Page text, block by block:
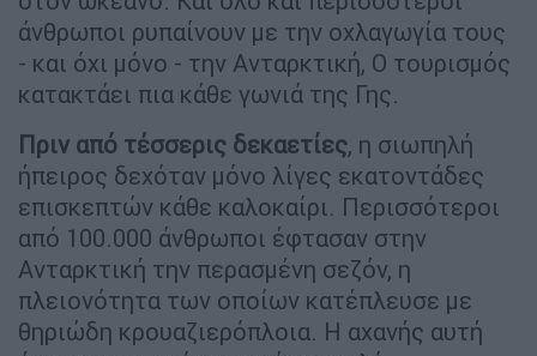
άνθρωποι ρυπαίνουν με την οχλαγωγία τους
- και όχι μόνο - την Ανταρκτική, Ο τουρισμός
κατακτάει πια κάθε γωνιά της Γης.
Πριν από τέσσερις δεκαετίες, η σιωπηλή
ήπειρος δεχόταν μόνο λίγες εκατοντάδες
επισκεπτών κάθε καλοκαίρι. Περισσότεροι
από 100.000 άνθρωποι έφτασαν στην
Ανταρκτική την περασμένη σεζόν, η
πλειονότητα των οποίων κατέπλευσε με
θηριώδη κρουαζιερόπλοια. Η αχανής αυτή